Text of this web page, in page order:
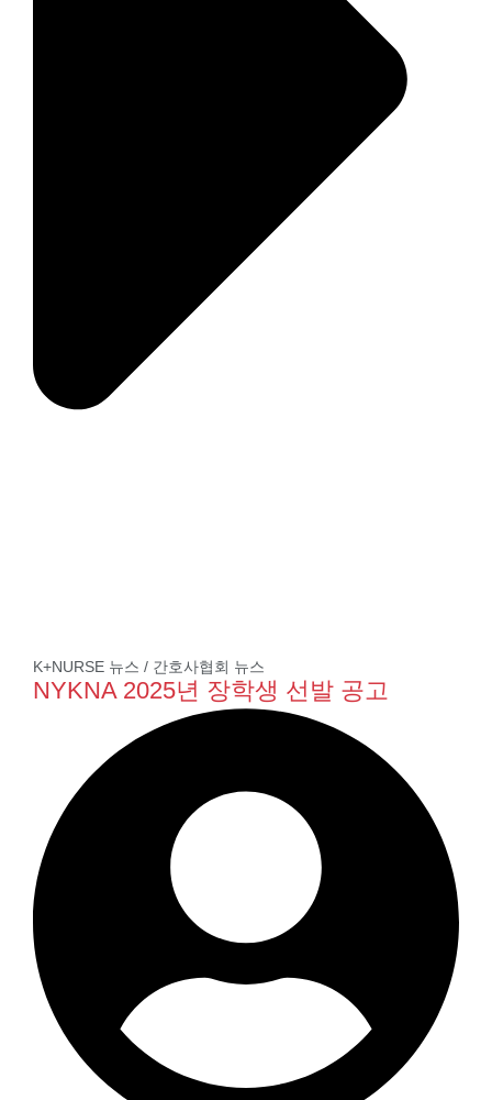
K+NURSE 뉴스 / 간호사협회 뉴스
NYKNA 2025년 장학생 선발 공고